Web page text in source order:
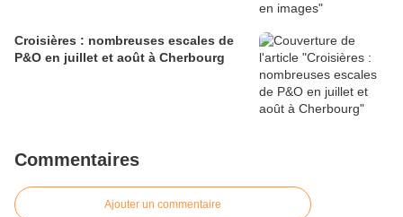
Croisières : nombreuses escales de
P&O en juillet et août à Cherbourg
Commentaires
Ajouter un commentaire